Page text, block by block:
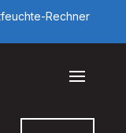
Rechner